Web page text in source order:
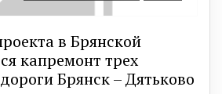
в Брянской
капремонт трех
Брянск – Дятьково